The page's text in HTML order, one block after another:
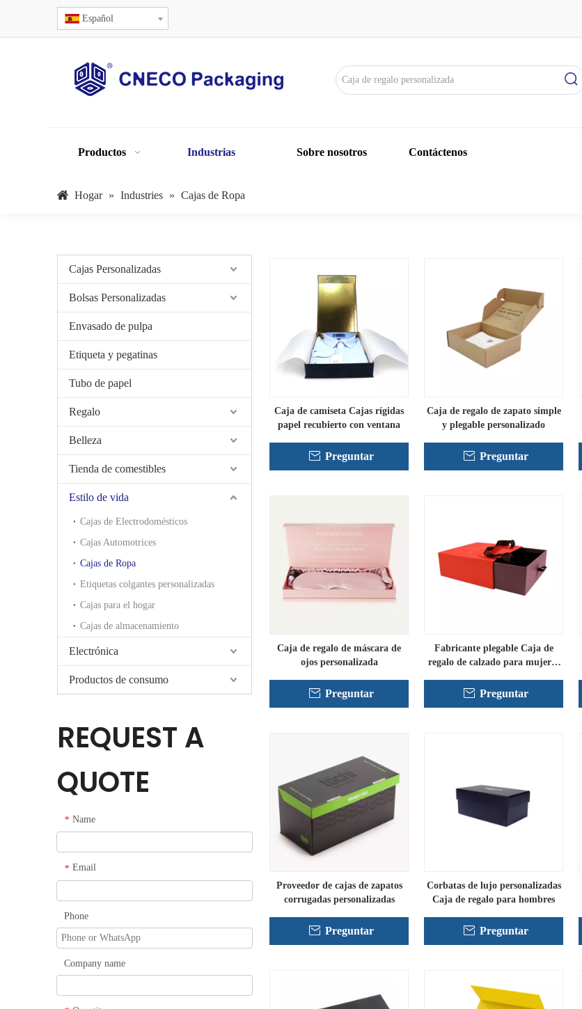
Español
Productos Industrias Sobre nosotros Contáctenos
Hogar » Industries » Cajas de Ropa
Cajas Personalizadas
Bolsas Personalizadas
Envasado de pulpa
Etiqueta y pegatinas
Tubo de papel
Regalo
Belleza
Tienda de comestibles
Estilo de vida
Cajas de Electrodomésticos
Cajas Automotrices
Cajas de Ropa
Etiquetas colgantes personalizadas
Cajas para el hogar
Cajas de almacenamiento
Electrónica
Productos de consumo
REQUEST A
QUOTE
* Name
* Email
Phone
Company name
Caja de camiseta Cajas rígidas
papel recubierto con ventana
Preguntar
Caja de regalo de zapato simple
y plegable personalizado
Preguntar
Caja de regalo de máscara de
ojos personalizada
Preguntar
Fabricante plegable Caja de
regalo de calzado para mujeres
Preguntar
Proveedor de cajas de zapatos
corrugadas personalizadas
Preguntar
Corbatas de lujo personalizadas
Caja de regalo para hombres
Preguntar